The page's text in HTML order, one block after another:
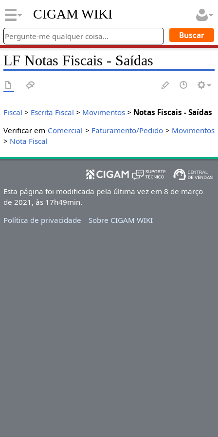
CIGAM WIKI
LF Notas Fiscais - Saídas
Fiscal > Escrita Fiscal > Movimentos> Notas Fiscais - Saídas
Verificar em Comercial > Faturamento/Pedido > Movimentos
> Nota Fiscal
Esta página foi modificada pela última vez em 8 de março
de 2021, às 17h49min.
Política de privacidade
Sobre CIGAM WIKI